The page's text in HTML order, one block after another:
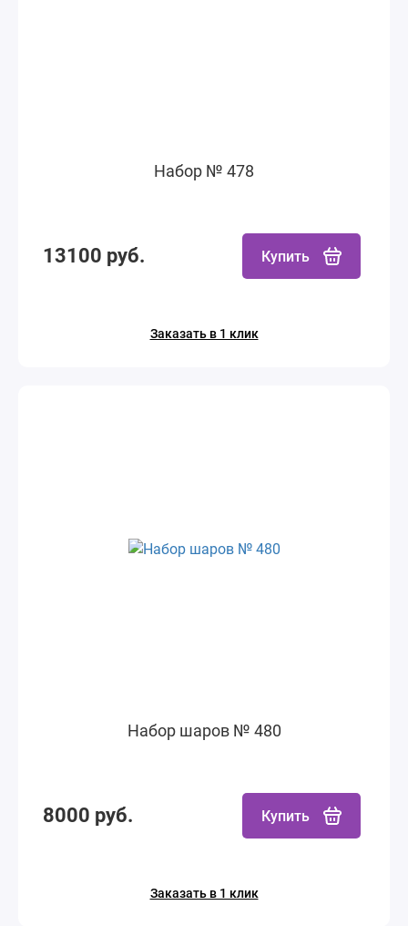
Набор № 478
13100 руб. Купить
Заказать в 1 клик
Набор шаров № 480
8000 руб. Купить
Заказать в 1 клик